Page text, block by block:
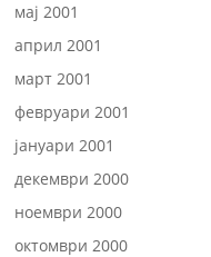
мај 2001
април 2001
март 2001
февруари 2001
јануари 2001
декември 2000
ноември 2000
октомври 2000